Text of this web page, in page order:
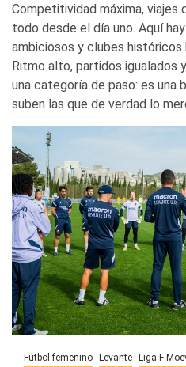
Competitividad máxima, viajes
todo desde el día uno. Aquí
ambiciosos y clubes históricos
Ritmo alto, partidos igualados
una categoría de paso: es una
suben las que de verdad lo
Fútbol femenino Levante Liga F